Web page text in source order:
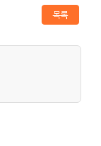
목록